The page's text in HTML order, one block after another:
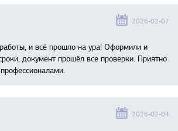
2026-02-07
и всё прошло на ура! Оформили и
документ прошёл все проверки. Приятно
2026-02-04